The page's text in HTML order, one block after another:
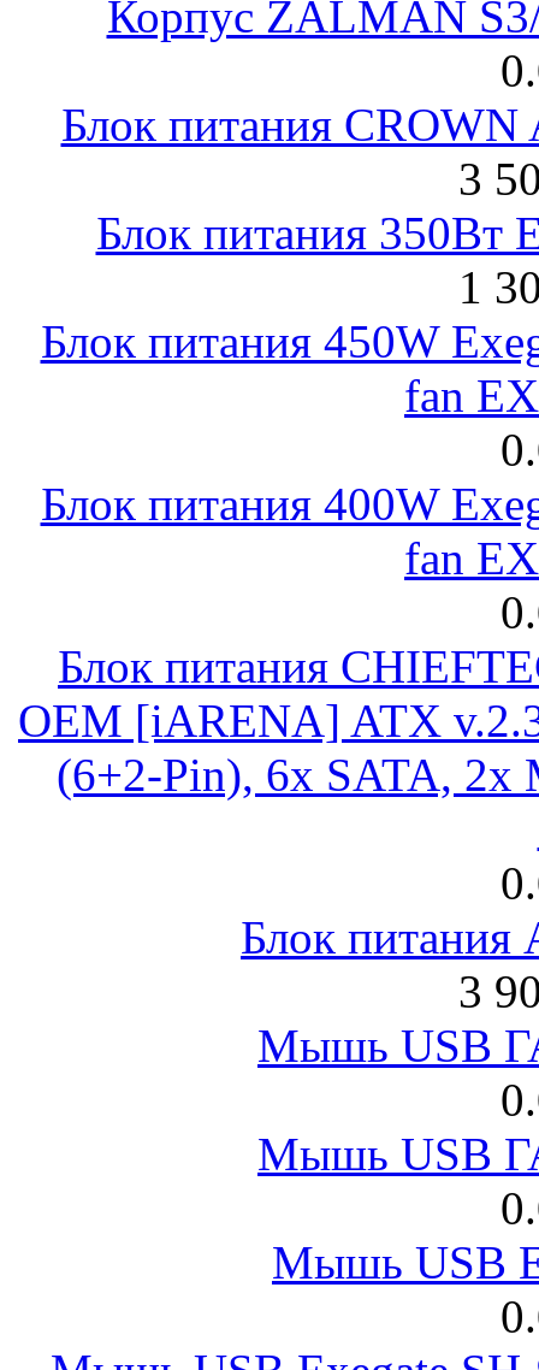
Корпус ZALMAN
Блок питания
3
Блок питания 350Вт
1
Блок питания 450W
fan
Блок питания 400W
fan
Блок питания
OEM [iARENA] ATX
(6+2-Pin), 6x SATA, 2x
Блок питания
3
Мышь USB
Мышь USB
Мышь USB